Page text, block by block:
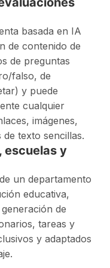
basada en IA
de contenido de
de preguntas
falso, de
y puede
cualquier
imágenes,
texto sencillas.
escuelas y
un departamento
educativa,
de
tareas y
y adaptados